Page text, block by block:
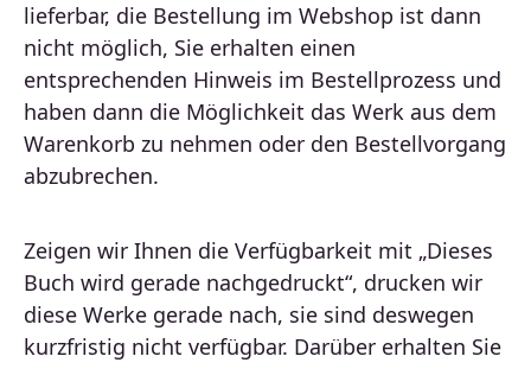
lieferbar, die Bestellung im Webshop ist dann
nicht möglich, Sie erhalten einen
entsprechenden Hinweis im Bestellprozess und
haben dann die Möglichkeit das Werk aus dem
Warenkorb zu nehmen oder den Bestellvorgang
abzubrechen.
Zeigen wir Ihnen die Verfügbarkeit mit „Dieses
Buch wird gerade nachgedruckt“, drucken wir
diese Werke gerade nach, sie sind deswegen
kurzfristig nicht verfügbar. Darüber erhalten Sie